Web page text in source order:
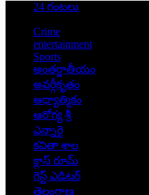
24 గంటలు
Crime
entertainment
Sports
అంతర్జాతీయం
అవర్గీకృతం
ఆధ్యాత్మికం
ఆరోగ్య శ్రీ
ఎన్నారై
కవితా శాల
క్లాస్ రూమ్
గెస్ట్ ఎడిటర్
తెలంగాణ